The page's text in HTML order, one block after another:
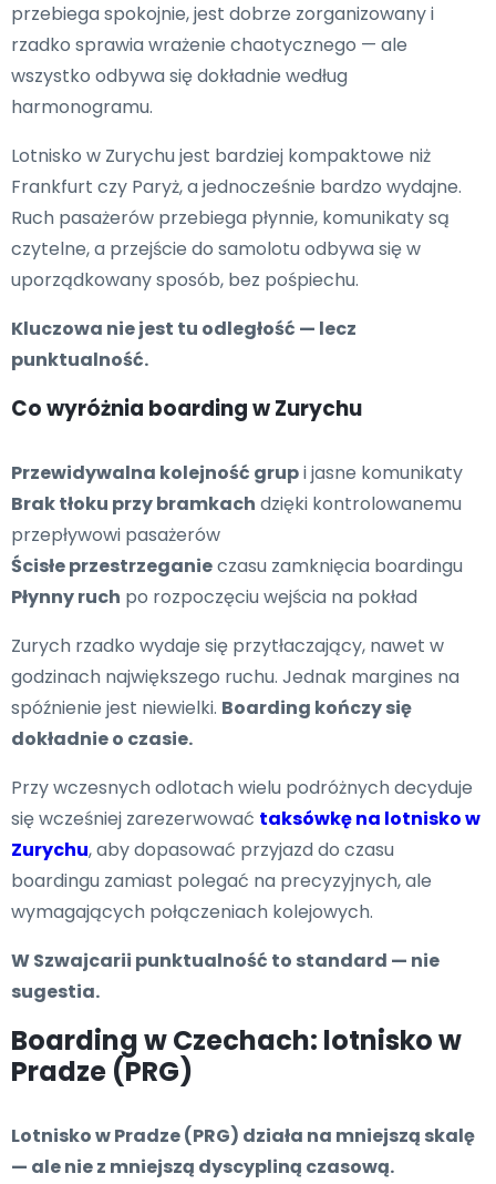
przebiega spokojnie, jest dobrze zorganizowany i
rzadko sprawia wrażenie chaotycznego — ale
wszystko odbywa się dokładnie według
harmonogramu.
Lotnisko w Zurychu jest bardziej kompaktowe niż
Frankfurt czy Paryż, a jednocześnie bardzo wydajne.
Ruch pasażerów przebiega płynnie, komunikaty są
czytelne, a przejście do samolotu odbywa się w
uporządkowany sposób, bez pośpiechu.
Kluczowa nie jest tu odległość — lecz
punktualność.
Co wyróżnia boarding w Zurychu
Przewidywalna kolejność grupi jasne komunikaty
Brak tłoku przy bramkach dzięki kontrolowanemu
przepływowi pasażerów
Ścisłe przestrzeganieczasu zamknięcia boardingu
Płynny ruch po rozpoczęciu wejścia na pokład
Zurych rzadko wydaje się przytłaczający, nawet w
godzinach największego ruchu. Jednak margines na
spóźnienie jest niewielki. Boarding kończy się
dokładnie o czasie.
Przy wczesnych odlotach wielu podróżnych decyduje
się wcześniej zarezerwować taksówkę na lotnisko w
Zurychu, aby dopasować przyjazd do czasu
boardingu zamiast polegać na precyzyjnych, ale
wymagających połączeniach kolejowych.
W Szwajcarii punktualność to standard — nie
sugestia.
Boarding w Czechach: lotnisko w
Pradze (PRG)
Lotnisko w Pradze (PRG) działa na mniejszą skalę
— ale nie z mniejszą dyscypliną czasową.